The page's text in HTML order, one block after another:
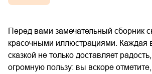
Перед вами замечательный сборник
красочными иллюстрациями. Каждая
сказкой не только доставляет
огромную пользу: вы вскоре